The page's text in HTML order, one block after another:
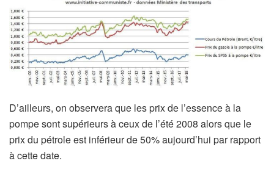
D’ailleurs, on observera que les prix de l’essence à la
pompe sont supérieurs à ceux de l’été 2008 alors que le
prix du pétrole est inférieur de 50% aujourd’hui par rapport
à cette date.